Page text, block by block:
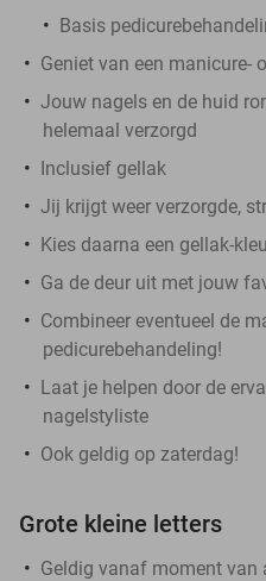
Basis
Geniet van een manicure-
Jouw nagels en de huid
helemaal verzorgd
Inclusief gellak
Jij krijgt weer verzorgde,
Kies daarna een gellak-
Ga de deur uit met jouw
Combineer eventueel de
pedicurebehandeling!
Laat je helpen door de
nagelstyliste
Ook geldig op zaterdag!
Grote kleine letters
Geldig vanaf moment